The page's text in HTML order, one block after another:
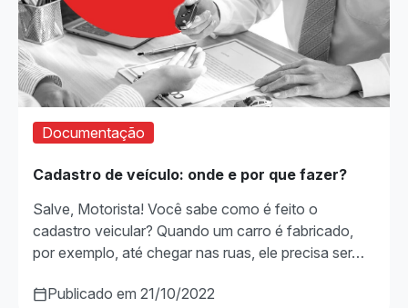
Documentação
Cadastro de veículo: onde e por que fazer?
Salve, Motorista! Você sabe como é feito o
cadastro veicular? Quando um carro é fabricado,
por exemplo, até chegar nas ruas, ele precisa ser…
Publicado em 21/10/2022